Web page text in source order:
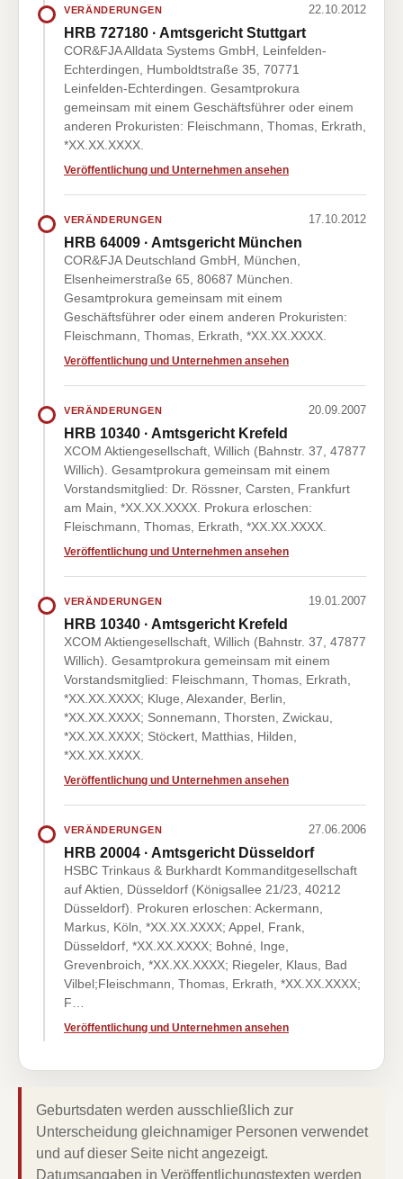
VERÄNDERUNGEN 22.10.2012
HRB 727180 · Amtsgericht Stuttgart
COR&FJA Alldata Systems GmbH, Leinfelden-
Echterdingen, Humboldtstraße 35, 70771
Leinfelden-Echterdingen. Gesamtprokura
gemeinsam mit einem Geschäftsführer oder einem
anderen Prokuristen: Fleischmann, Thomas, Erkrath,
*XX.XX.XXXX.
Veröffentlichung und Unternehmen ansehen
VERÄNDERUNGEN 17.10.2012
HRB 64009 · Amtsgericht München
COR&FJA Deutschland GmbH, München,
Elsenheimerstraße 65, 80687 München.
Gesamtprokura gemeinsam mit einem
Geschäftsführer oder einem anderen Prokuristen:
Fleischmann, Thomas, Erkrath, *XX.XX.XXXX.
Veröffentlichung und Unternehmen ansehen
VERÄNDERUNGEN 20.09.2007
HRB 10340 · Amtsgericht Krefeld
XCOM Aktiengesellschaft, Willich (Bahnstr. 37, 47877
Willich). Gesamtprokura gemeinsam mit einem
Vorstandsmitglied: Dr. Rössner, Carsten, Frankfurt
am Main, *XX.XX.XXXX. Prokura erloschen:
Fleischmann, Thomas, Erkrath, *XX.XX.XXXX.
Veröffentlichung und Unternehmen ansehen
VERÄNDERUNGEN 19.01.2007
HRB 10340 · Amtsgericht Krefeld
XCOM Aktiengesellschaft, Willich (Bahnstr. 37, 47877
Willich). Gesamtprokura gemeinsam mit einem
Vorstandsmitglied: Fleischmann, Thomas, Erkrath,
*XX.XX.XXXX; Kluge, Alexander, Berlin,
*XX.XX.XXXX; Sonnemann, Thorsten, Zwickau,
*XX.XX.XXXX; Stöckert, Matthias, Hilden,
*XX.XX.XXXX.
Veröffentlichung und Unternehmen ansehen
VERÄNDERUNGEN 27.06.2006
HRB 20004 · Amtsgericht Düsseldorf
HSBC Trinkaus & Burkhardt Kommanditgesellschaft
auf Aktien, Düsseldorf (Königsallee 21/23, 40212
Düsseldorf). Prokuren erloschen: Ackermann,
Markus, Köln, *XX.XX.XXXX; Appel, Frank,
Düsseldorf, *XX.XX.XXXX; Bohné, Inge,
Grevenbroich, *XX.XX.XXXX; Riegeler, Klaus, Bad
Vilbel;Fleischmann, Thomas, Erkrath, *XX.XX.XXXX;
F…
Veröffentlichung und Unternehmen ansehen
Geburtsdaten werden ausschließlich zur
Unterscheidung gleichnamiger Personen verwendet
und auf dieser Seite nicht angezeigt.
Datumsangaben in Veröffentlichungstexten werden